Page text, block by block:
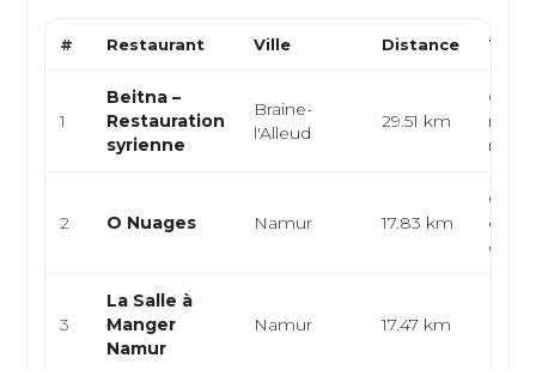
# Restaurant Ville Distance Type
1
Beitna –
Restauration
syrienne
Braine-
l'Alleud
29.51 km
2 O Nuages Namur 17.83 km
3
La Salle à
Manger
Namur
Namur 17.47 km